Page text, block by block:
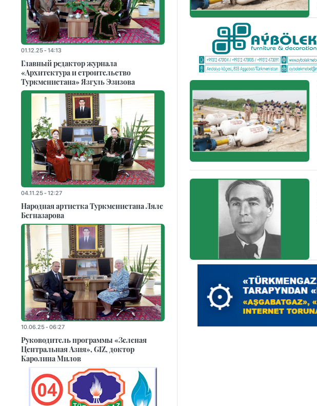
01.12.25 - 14:13
Главный редактор журнала
«Архитектура и строительство
Туркменистана» Язгуль Эзизова
04.11.25 - 12:27
Народная артистка Туркменистана Ляле
Бегназарова
10.06.25 - 06:27
Руководитель программы «Зеленая
Центральная Азия», GIZ, доктор
Каролина Милов